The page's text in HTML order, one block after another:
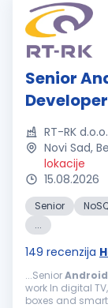
Senior
Developer
RT-RK d.o.o.
Novi Sad,
lokacije
15.08.2026
Senior
...
149 recenzija
...SeniorAndroid
work In digital
boxes and smart